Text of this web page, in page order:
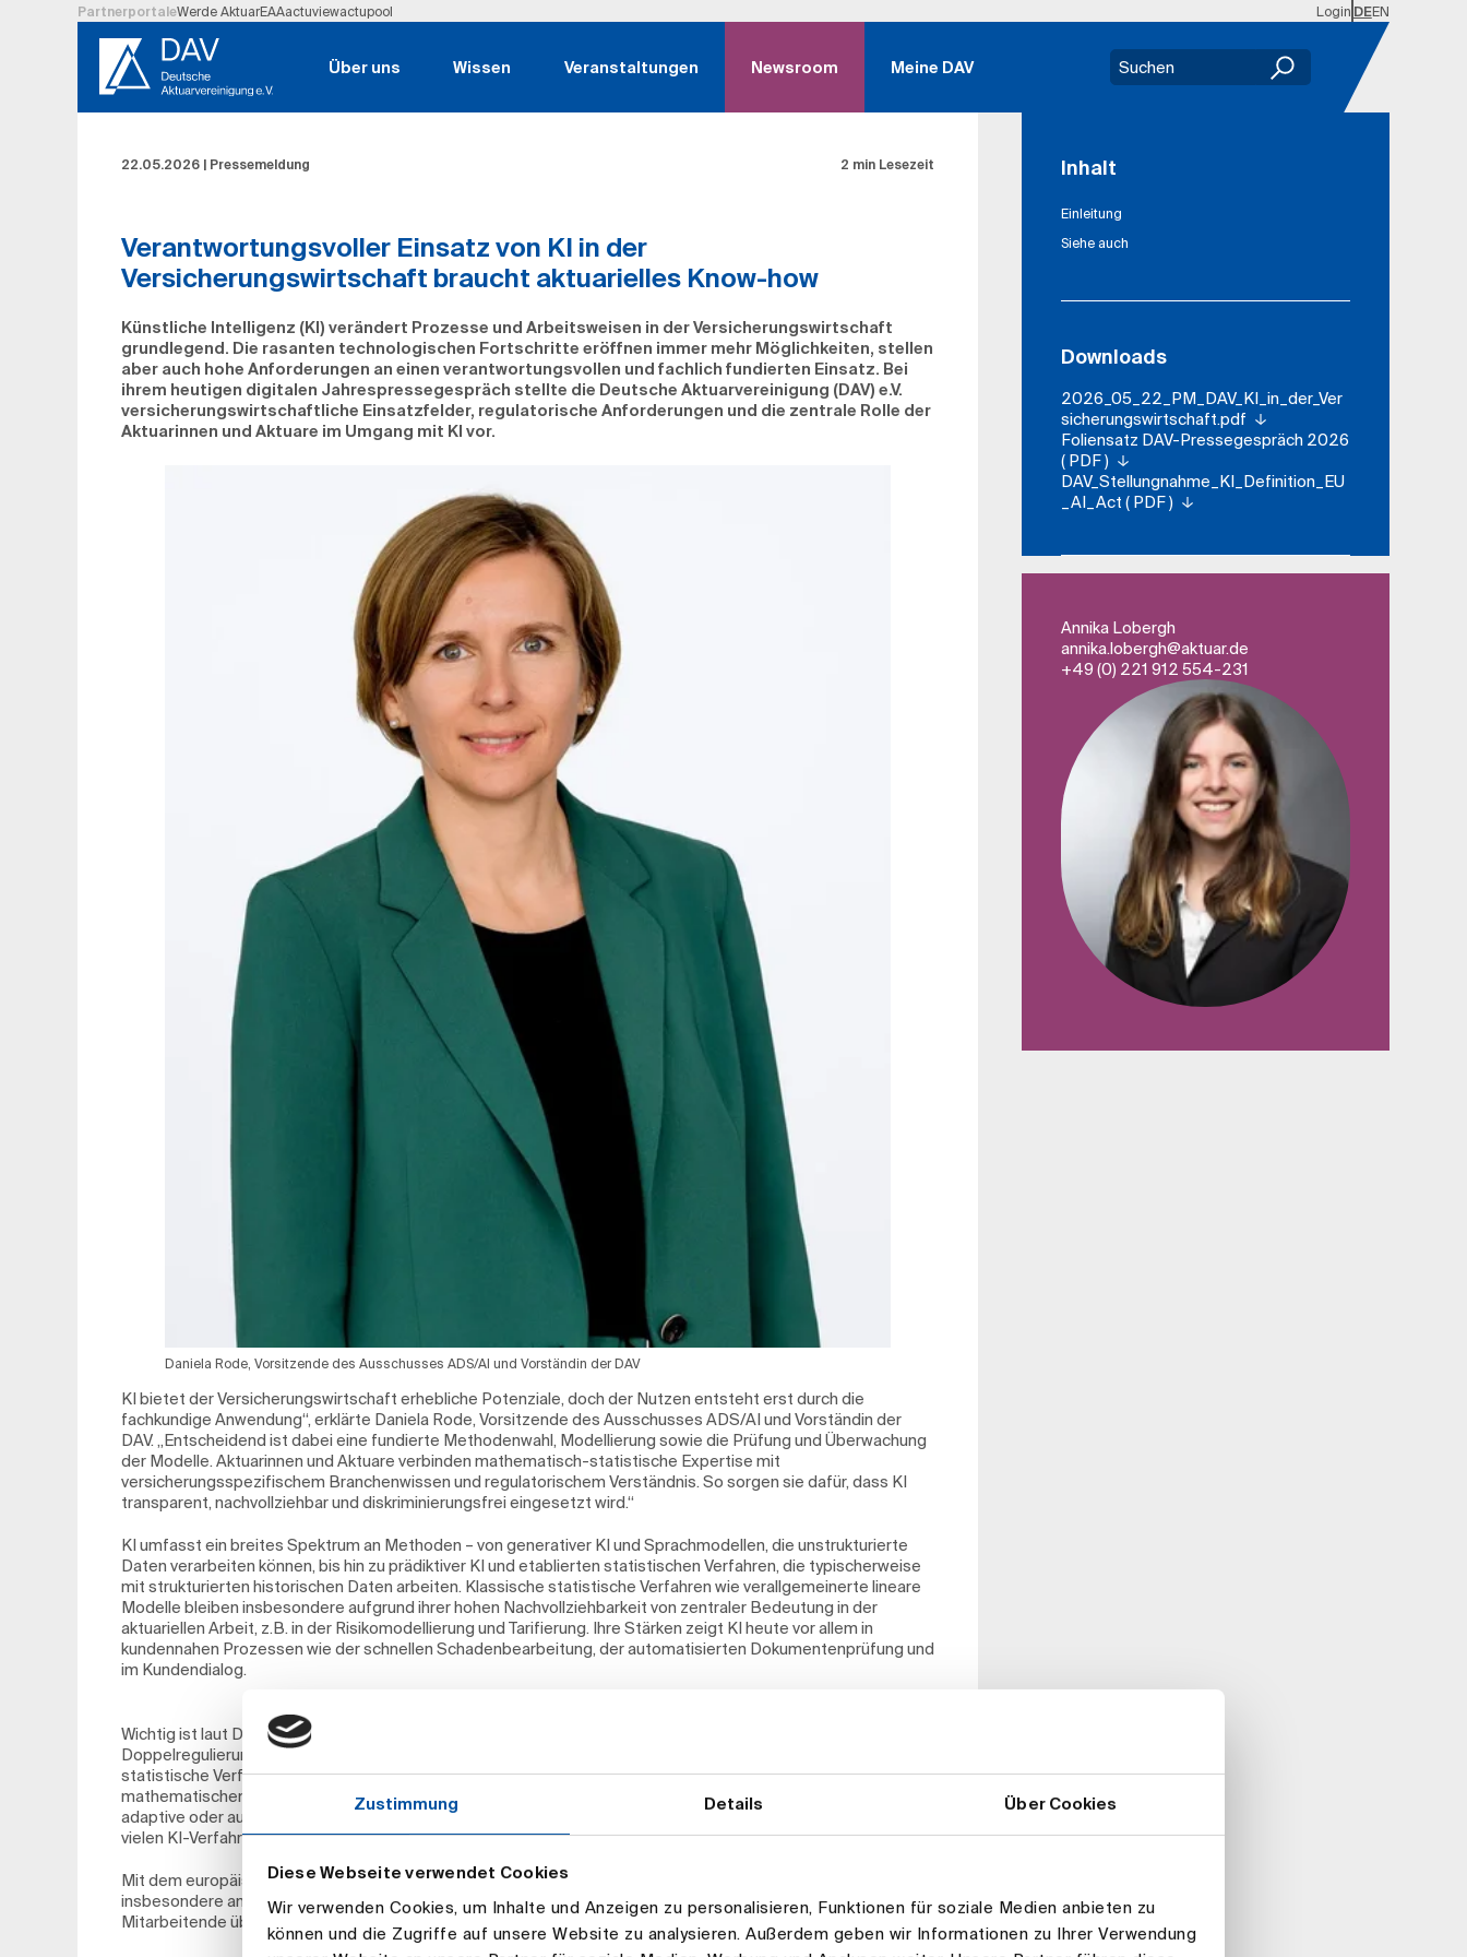
Zustimmung Details Über Cookies
Diese Webseite verwendet Cookies
Wir verwenden Cookies, um Inhalte und Anzeigen zu personalisieren, Funktionen für soziale Medien anbieten zu
können und die Zugriffe auf unsere Website zu analysieren. Außerdem geben wir Informationen zu Ihrer Verwendung
Hauptregion der Seite anspringen
PartnerportaleWerde AktuarEAAactuviewactupool Login DEEN
Über uns Wissen Veranstaltungen Newsroom Meine DAV
22.05.2026 | Pressemeldung 2 min Lesezeit
Verantwortungsvoller Einsatz von KI in der
Versicherungswirtschaft braucht aktuarielles Know-how
Künstliche Intelligenz (KI) verändert Prozesse und Arbeitsweisen in der Versicherungswirtschaft
grundlegend. Die rasanten technologischen Fortschritte eröffnen immer mehr Möglichkeiten, stellen
aber auch hohe Anforderungen an einen verantwortungsvollen und fachlich fundierten Einsatz. Bei
ihrem heutigen digitalen Jahrespressegespräch stellte die Deutsche Aktuarvereinigung (DAV) e.V.
versicherungswirtschaftliche Einsatzfelder, regulatorische Anforderungen und die zentrale Rolle der
Aktuarinnen und Aktuare im Umgang mit KI vor.
Daniela Rode, Vorsitzende des Ausschusses ADS/AI und Vorständin der DAV
KI bietet der Versicherungswirtschaft erhebliche Potenziale, doch der Nutzen entsteht erst durch die
fachkundige Anwendung“, erklärte Daniela Rode, Vorsitzende des Ausschusses ADS/AI und Vorständin der
DAV. „Entscheidend ist dabei eine fundierte Methodenwahl, Modellierung sowie die Prüfung und Überwachung
der Modelle. Aktuarinnen und Aktuare verbinden mathematisch-statistische Expertise mit
versicherungsspezifischem Branchenwissen und regulatorischem Verständnis. So sorgen sie dafür, dass KI
transparent, nachvollziehbar und diskriminierungsfrei eingesetzt wird.“
KI umfasst ein breites Spektrum an Methoden – von generativer KI und Sprachmodellen, die unstrukturierte
Daten verarbeiten können, bis hin zu prädiktiver KI und etablierten statistischen Verfahren, die typischerweise
mit strukturierten historischen Daten arbeiten. Klassische statistische Verfahren wie verallgemeinerte lineare
Modelle bleiben insbesondere aufgrund ihrer hohen Nachvollziehbarkeit von zentraler Bedeutung in der
aktuariellen Arbeit, z.B. in der Risikomodellierung und Tarifierung. Ihre Stärken zeigt KI heute vor allem in
kundennahen Prozessen wie der schnellen Schadenbearbeitung, der automatisierten Dokumentenprüfung und
im Kundendialog.
Wichtig ist laut DAV eine klare Abgrenzung zwischen Statistik und KI, um Unsicherheiten zu vermeiden,
Doppelregulierung zu verhindern und Innovationen zu fördern. Die DAV spricht sich dafür aus, dass etablierte
statistische Verfahren nicht unter die KI-Definition fallen sollten. Diese basieren auf fest vorgegebenen
mathematischen Regeln, liefern bei gleichen Eingaben reproduzierbare Ergebnisse und verfügen nicht über
adaptive oder autonome Entscheidungsmechanismen. Zudem sind ihre Modelle und Parameter im Vergleich zu
vielen KI-Verfahren transparenter, sodass Ergebnisse leichter überprüft und erklärt werden können.
Mit dem europäischen „AI Act“ gelten seit 2025 verbindliche Anforderungen an den Einsatz von KI-Systemen,
insbesondere an Qualifikation und Governance. Unternehmen müssen laut Artikel 4 sicherstellen, dass
Mitarbeitende über ausreichende Kompetenzen im Umgang mit KI verfügen.
Inhalt
Einleitung
Siehe auch
Downloads
2026_05_22_PM_DAV_KI_in_der_Ver
sicherungswirtschaft.pdf
Foliensatz DAV-Pressegespräch 2026
( PDF )
DAV_Stellungnahme_KI_Definition_EU
_AI_Act ( PDF )
Annika Lobergh
annika.lobergh​@aktuar.de
+49 (0) 221 912 554-231